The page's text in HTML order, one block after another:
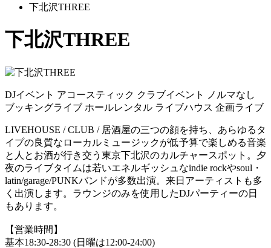
下北沢THREE
下北沢THREE
DJイベント アコースティック クラブイベント
ノルマなし
ブッキングライブ ホールレンタル ライブハウス 企画ライブ
LIVEHOUSE / CLUB / 居酒屋の三つの顔を持ち、あらゆるタ
イプの良質なローカルミュージックが低予算で楽しめる音楽
と人とお酒が行き交う東京下北沢のカルチャースポット。夕
夜のライブタイムは若いエネルギッシュなindie rockやsoul・
latin/garage/PUNKバンドが多数出演。来日アーティストも多
く出演します。ラウンジのみを使用したDJパーティーの日
もあります。
【営業時間】
基本18:30-28:30 (日曜は12:00-24:00)